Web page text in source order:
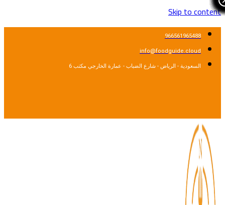
Skip to
966561965488
info@foodguide.cloud
السعودية - الرياض - شارع الضباب - عمارة الخارجي مكتب 6